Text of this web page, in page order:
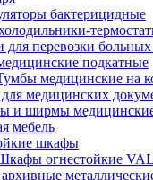
бактерицидные
для перевозки
подкатные
медицинские на
медицинских
и ширмы
мебель
шкафы
огнестойкие